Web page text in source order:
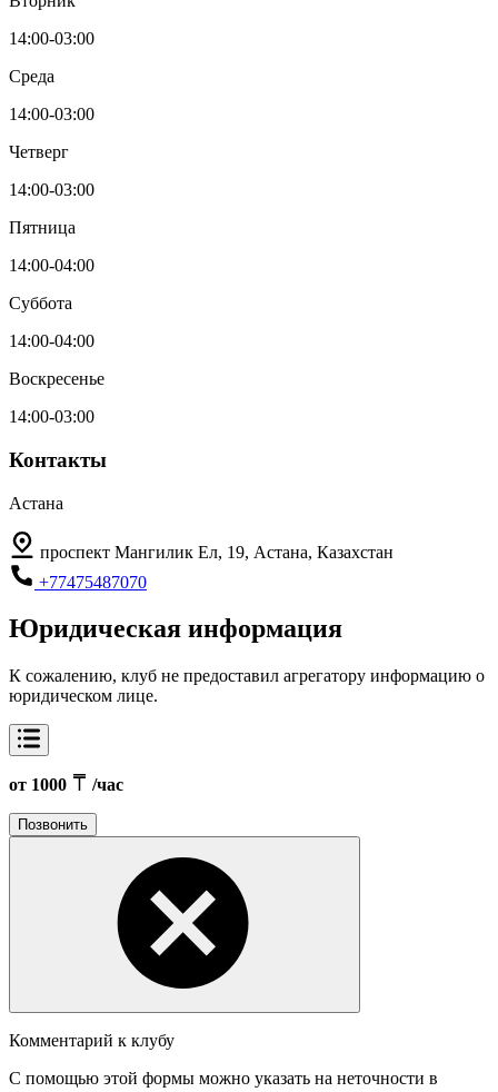
14:00-03:00
Среда
14:00-03:00
Четверг
14:00-03:00
Пятница
14:00-04:00
Суббота
14:00-04:00
Воскресенье
14:00-03:00
Контакты
Астана
проспект Мангилик Ел, 19, Астана, Казахстан
+77475487070
Юридическая информация
К сожалению, клуб не предоставил агрегатору информацию о
юридическом лице.
от 1000 /час
Позвонить
Комментарий к клубу
С помощью этой формы можно указать на неточности в